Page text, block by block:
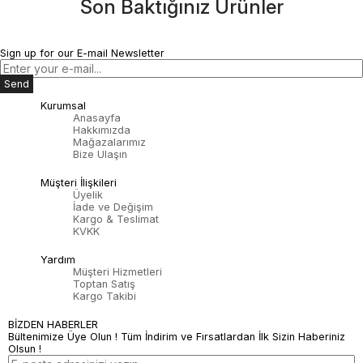
Son Baktığınız Ürünler
Sign up for our E-mail Newsletter
Send
Kurumsal
Anasayfa
Hakkımızda
Mağazalarımız
Bize Ulaşın
Müşteri İlişkileri
Üyelik
İade ve Değişim
Kargo & Teslimat
KVKK
Yardım
Müşteri Hizmetleri
Toptan Satış
Kargo Takibi
BİZDEN HABERLER
Bültenimize Üye Olun ! Tüm İndirim ve Fırsatlardan İlk Sizin Haberiniz
Olsun !